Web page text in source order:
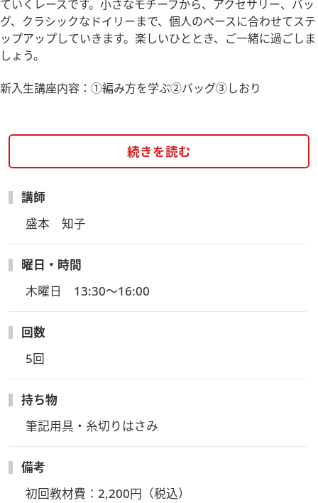
ていくレースです。小さなモチーフから、アクセサリー、バッ
グ、クラシックなドイリーまで、個人のペースに合わせてステ
ップアップしていきます。楽しいひととき、ご一緒に過ごしま
しょう。
新入生講座内容：①編み方を学ぶ②バッグ③しおり
続きを読む
講師
盛本　知子
曜日・時間
木曜日　13:30～16:00
回数
5回
持ち物
筆記用具・糸切りはさみ
備考
初回教材費：2,200円（税込）